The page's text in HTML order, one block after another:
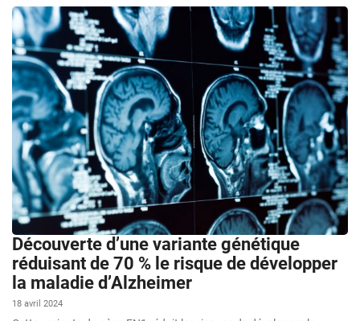
Découverte d’une variante génétique
réduisant de 70 % le risque de développer
la maladie d’Alzheimer
18 avril 2024